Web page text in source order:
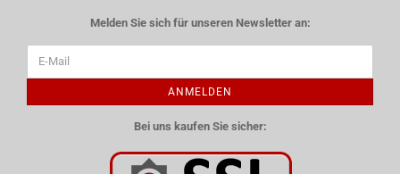
Melden Sie sich für unseren Newsletter an:
ANMELDEN
Bei uns kaufen Sie sicher: